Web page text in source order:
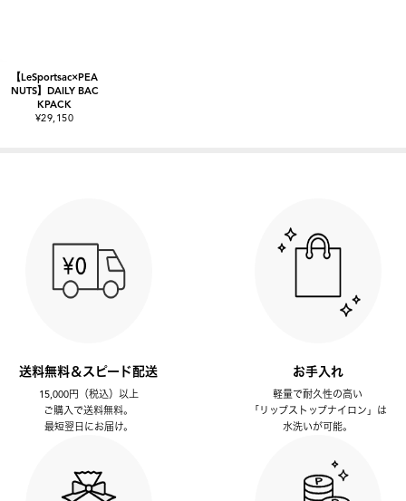
【LeSportsac×PEA
NUTS】DAILY BAC
KPACK
¥29,150
送料無料＆スピード配送
15,000円（税込）以上
ご購入で送料無料。
最短翌日にお届け。
お手入れ
軽量で耐久性の高い
「リップストップナイロン」は
水洗いが可能。